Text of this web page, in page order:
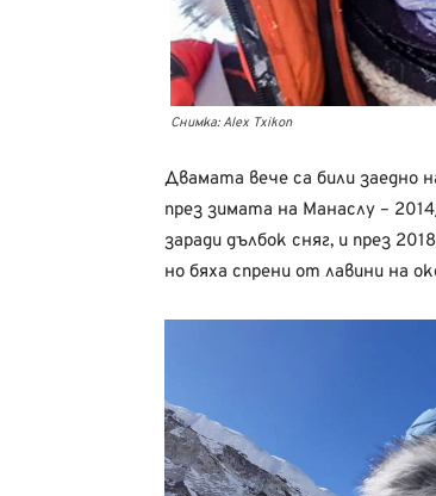
Снимка: Alex Txikon
Двамата вече са били заедно
през зимата на Манаслу –
заради дълбок сняг, и през
но бяха спрени от лавини на